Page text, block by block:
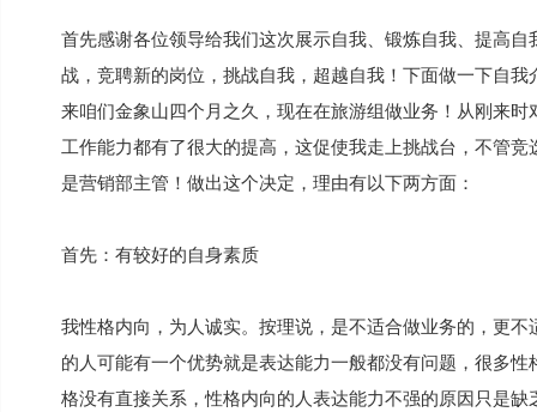
首先感谢各位领导给我们这次展示自我、锻炼自我、提高
战，竞聘新的岗位，挑战自我，超越自我！下面做一下自
来咱们金象山四个月之久，现在在旅游组做业务！从刚来
工作能力都有了很大的提高，这促使我走上挑战台，不管
是营销部主管！做出这个决定，理由有以下两方面：
首先：有较好的自身素质
我性格内向，为人诚实。按理说，是不适合做业务的，更
的人可能有一个优势就是表达能力一般都没有问题，很多
格没有直接关系，性格内向的人表达能力不强的原因只是